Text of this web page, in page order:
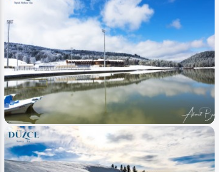
Image Şelaleler - Waterfalls
Yığılca - (Doğa Manzaraları - Natural
Landscapes)
Ahmet Bozdemir 0 5586 0